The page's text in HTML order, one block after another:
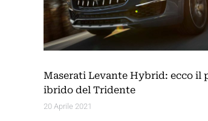
Maserati Levante Hybrid: ecco il
ibrido del Tridente
20 Aprile 2021